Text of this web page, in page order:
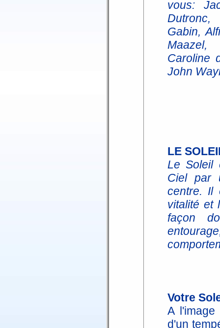
vous:
Gabin,
Maazel,
Caroline
John
LE
Le Soleil
Ciel par
centre. Il
vitalité et
façon
Votre
A
d'un